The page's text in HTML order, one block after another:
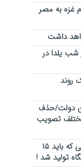
غزه به مصر
داشت
شب یلدا در
روند
دولت/حذف
مختلف تصویب
سایپا زیر حرف خودش زد / خودرویی که باید ۱۵